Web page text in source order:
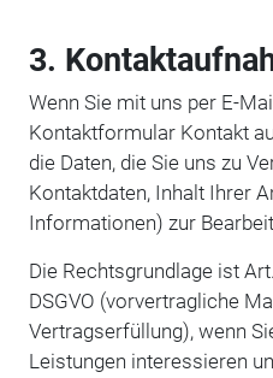
3.
Wenn Sie mit uns per E-
Kontaktformular Kontakt
die Daten, die Sie uns zu
Kontaktdaten, Inhalt Ihrer
Informationen) zur
Die Rechtsgrundlage ist
DSGVO (vorvertragliche
Vertragserfüllung), wenn
Leistungen interessieren